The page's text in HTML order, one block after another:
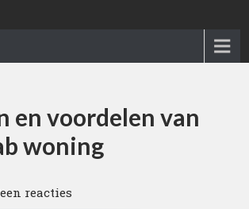
en voordelen van
woning
reacties